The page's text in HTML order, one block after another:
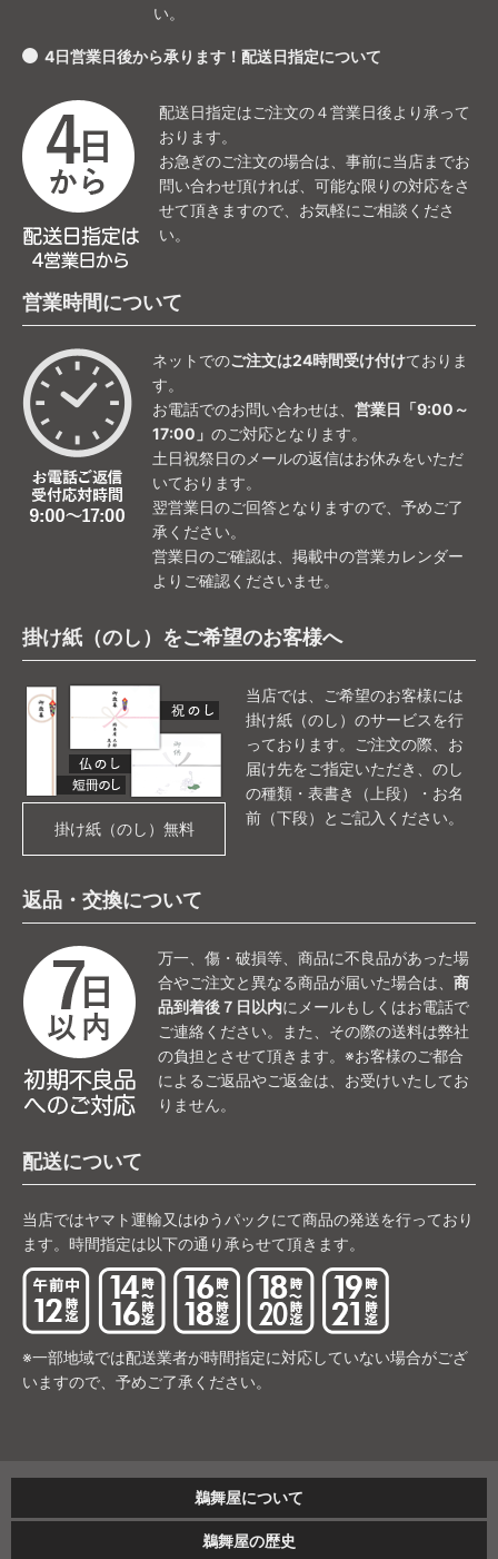
い。
4日営業日後から承ります！配送日指定について
配送日指定はご注文の４営業日後より承って
おります。
お急ぎのご注文の場合は、事前に当店までお
問い合わせ頂ければ、可能な限りの対応をさ
せて頂きますので、お気軽にご相談くださ
い。
営業時間について
ネットでのご注文は24時間受け付けておりま
す。
お電話でのお問い合わせは、 営業日「9:00～
17:00」 のご対応となります。
土日祝祭日のメールの返信はお休みをいただ
いております。
翌営業日のご回答となりますので、予めご了
承ください。
営業日のご確認は、掲載中の営業カレンダー
よりご確認くださいませ。
掛け紙（のし）をご希望のお客様へ
掛け紙（のし）無料
当店では、ご希望のお客様には
掛け紙（のし）のサービスを行
っております。ご注文の際、お
届け先をご指定いただき、のし
の種類・表書き（上段）・お名
前（下段）とご記入ください。
返品・交換について
万一、傷・破損等、商品に不良品があった場
合やご注文と異なる商品が届いた場合は、 商
品到着後７日以内にメールもしくはお電話で
ご連絡ください。また、その際の送料は弊社
の負担とさせて頂きます。※お客様のご都合
によるご返品やご返金は、お受けいたしてお
りません。
配送について
当店ではヤマト運輸又はゆうパックにて商品の発送を行っており
ます。時間指定は以下の通り承らせて頂きます。
※一部地域では配送業者が時間指定に対応していない場合がござ
いますので、予めご了承ください。
鵜舞屋について
鵜舞屋の歴史